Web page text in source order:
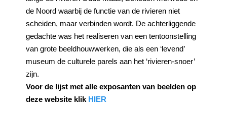
de Noord waarbij de functie van de rivieren niet
scheiden, maar verbinden wordt. De achterliggende
gedachte was het realiseren van een tentoonstelling
van grote beeldhouwwerken, die als een ‘levend’
museum de culturele parels aan het ‘rivieren-snoer’
zijn.
Voor de lijst met alle exposanten van beelden op
deze website klik HIER